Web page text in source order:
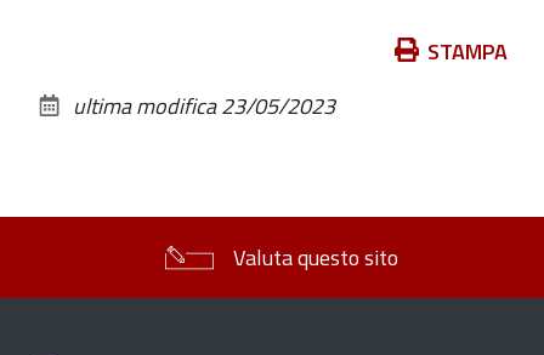
documento
STAMPA
ultima modifica23/05/2023
Valuta questo sito